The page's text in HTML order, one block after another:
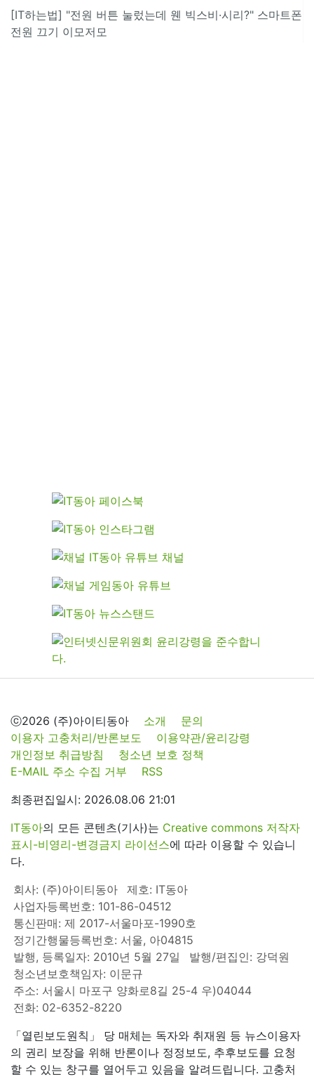
[IT하는법] "전원 버튼 눌렀는데 웬 빅스비·시리?" 스마트폰
전원 끄기 이모저모
ⓒ2026 (주)아이티동아 소개
문의
이용자 고충처리/반론보도
이용약관/윤리강령
개인정보 취급방침
청소년 보호 정책
E-MAIL 주소 수집 거부
RSS
최종편집일시: 2026.08.06 21:01
IT동아의 모든 콘텐츠(기사)는 Creative commons 저작자
표시-비영리-변경금지 라이선스에 따라 이용할 수 있습니
다.
회사: (주)아이티동아
제호: IT동아
사업자등록번호: 101-86-04512
통신판매: 제 2017-서울마포-1990호
정기간행물등록번호: 서울, 아04815
발행, 등록일자: 2010년 5월 27일
발행/편집인: 강덕원
청소년보호책임자: 이문규
주소: 서울시 마포구 양화로8길 25-4 우)04044
전화: 02-6352-8220
「열린보도원칙」 당 매체는 독자와 취재원 등 뉴스이용자
의 권리 보장을 위해 반론이나 정정보도, 추후보도를 요청
할 수 있는 창구를 열어두고 있음을 알려드립니다. 고충처